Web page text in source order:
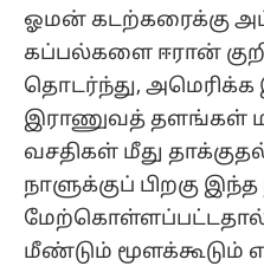
ஓமன் கடற்கரைக்கு
கப்பல்களை ஈரான்
தொடர்ந்து,
இராணுவத் தளங்கள்
வசதிகள் மீது
நாளுக்குப் பிறகு
மீண்டும் மூளக்கூடும்